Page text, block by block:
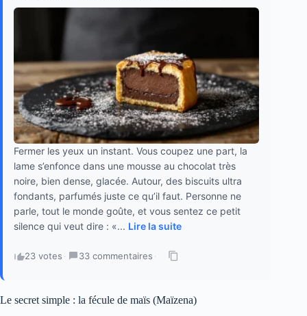
Fermer les yeux un instant. Vous coupez une part, la
lame s’enfonce dans une mousse au chocolat très
noire, bien dense, glacée. Autour, des biscuits ultra
fondants, parfumés juste ce qu’il faut. Personne ne
parle, tout le monde goûte, et vous sentez ce petit
silence qui veut dire : «... Lire la suite
23 votes · 33 commentaires ·
Le secret simple : la fécule de maïs (Maïzena)